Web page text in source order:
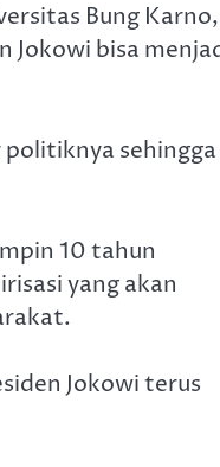
Bung Karno,
Jokowi bisa
sehingga
10 tahun
yang akan
Jokowi terus